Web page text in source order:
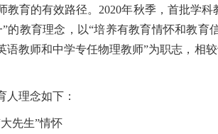
教育的有效路径。 2020年秋季，首批学科
的教育理念，以“培养有教育情怀和教
语教师和中学专任物理教师”为职志 ， 相
人理念如下：
先生”情怀